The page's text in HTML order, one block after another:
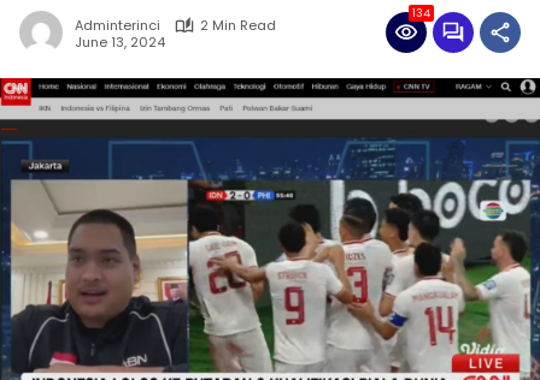
Adminterinci
2 Min Read
June 13, 2024
134